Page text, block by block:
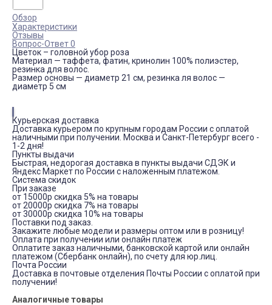
Обзор
Характеристики
Отзывы
Вопрос-Ответ 0
Цветок – головной убор роза
Материал — таффета, фатин, кринолин 100% полиэстер,
резинка для волос.
Размер основы — диаметр 21 см, резинка ля волос —
диаметр 5 см
Курьерская доставка
Доставка курьером по крупным городам России с оплатой
наличными при получении. Москва и Санкт-Петербург всего -
1-2 дня!
Пункты выдачи
Быстрая, недорогая доставка в пункты выдачи СДЭК и
Яндекс Маркет по России с наложенным платежом.
Система скидок
При заказе
от 15000р скидка 5% на товары
от 20000р скидка 7% на товары
от 30000р скидка 10% на товары
Поставки под заказ.
Закажите любые модели и размеры оптом или в розницу!
Оплата при получении или онлайн платеж
Оплатите заказ наличными, банковской картой или онлайн
платежом (Сбербанк онлайн), по счету для юр.лиц.
Почта России
Доставка в почтовые отделения Почты России с оплатой при
получении!
Аналогичные товары